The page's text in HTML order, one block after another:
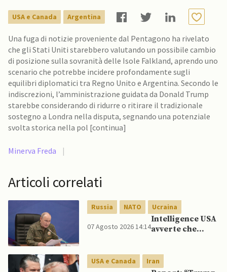
USA e Canada Argentina
Una fuga di notizie proveniente dal Pentagono ha rivelato
che gli Stati Uniti starebbero valutando un possibile cambio
di posizione sulla sovranità delle Isole Falkland, aprendo uno
scenario che potrebbe incidere profondamente sugli
equilibri diplomatici tra Regno Unito e Argentina. Secondo le
indiscrezioni, l’amministrazione guidata da Donald Trump
starebbe considerando di ridurre o ritirare il tradizionale
sostegno a Londra nella disputa, segnando una potenziale
svolta storica nella pol [continua]
Minerva Freda |
Articoli correlati
Russia NATO Ucraina
07 Agosto 2026 14:14
Intelligence USA
avverte che
mentre è ancora
impegnato in
USA e Canada Iran